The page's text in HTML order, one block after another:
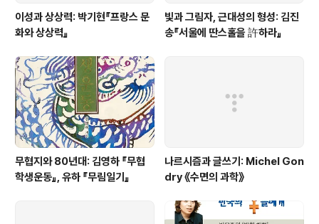
이성과 상상력: 박기현『프랑스 문
화와 상상력』
빛과 그림자, 근대성의 형성: 김진
송『서울에 딴스홀을 許하라』
무협지와 80년대: 김영하 『무협
학생운동』, 유하 『무림일기』
나르시즘과 글쓰기: Michel Gon
dry 《수면의 과학》